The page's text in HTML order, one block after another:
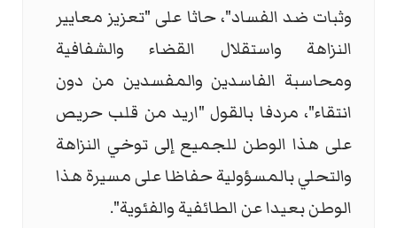
وثبات ضد الفساد"، حاثا على "تعزيز معايير
النزاهة واستقلال القضاء والشفافية
ومحاسبة الفاسدين والمفسدين من دون
انتقاء"، مردفا بالقول "اريد من قلب حريص
على هذا الوطن للجميع إلى توخي النزاهة
والتحلي بالمسؤولية حفاظا على مسيرة هذا
الوطن بعيدا عن الطائفية والفئوية".